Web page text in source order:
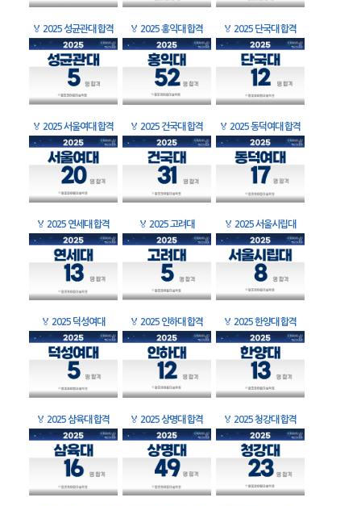
🏅 2025 성균관대 합격 🏅 2025 홍익대 합격 🏅 2025 단국대 합격
🏅 2025 서울여대 합격 🏅 2025 건국대 합격 🏅 2025 동덕여대 합격
🏅 2025 연세대 합격 🏅 2025 고려대 🏅 2025 서울시립대
🏅 2025 덕성여대 🏅 2025 인하대 합격 🏅 2025 한양대 합격
🏅 2025 삼육대 합격 🏅 2025 상명대 합격 🏅 2025 청강대 합격